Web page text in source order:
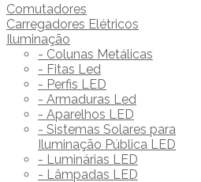
Comutadores
Carregadores Elétricos
Iluminação
- Colunas Metálicas
- Fitas Led
- Perfis LED
- Armaduras Led
- Aparelhos LED
- Sistemas Solares para
Iluminação Pública LED
- Luminárias LED
- Lâmpadas LED